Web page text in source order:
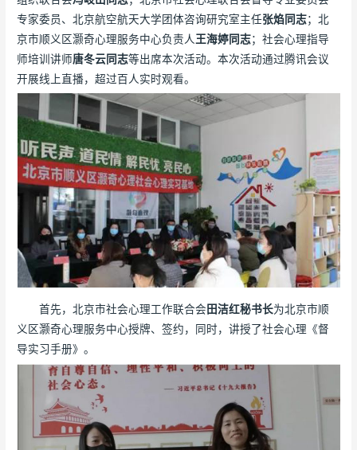
专家委员、北京航空航天大学团体咨询研究室主任张焰同志；北
京市顺义区灏奇心理服务中心负责人 王海婷同志；社会心理指导
师培训讲师唐冬云同志等出席本次活动。本次活动通过腾讯会议
开展线上直播，超过百人实时观看。
首先，北京市社会心理工作联合会田洁红秘书长为北京市顺
义区灏奇心理服务中心授牌、签约，同时，讲授了社会心理《督
导实习手册》。